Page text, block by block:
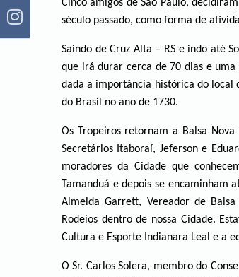
Cinco amigos de São Paulo,
século passado, como forma de
Saindo de Cruz Alta – RS e indo até
que irá durar cerca de 70 dias e uma
dada a importância histórica do local
do Brasil no ano de 1730.
Os Tropeiros retornam a Balsa
Secretários Itaboraí, Jeferson e
moradores da Cidade que
Tamanduá e depois se encaminham
Almeida Garrett, Vereador de
Rodeios dentro de nossa Cidade.
Cultura e Esporte Indianara Leal e a
O Sr. Carlos Solera, membro do